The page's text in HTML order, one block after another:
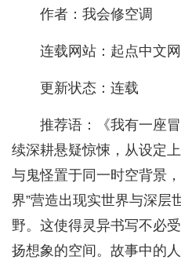
作者：我会修空调
连载网站：起点中文网
更新状态：连载
推荐语：《我有一座
续深耕悬疑惊悚，从设定
与鬼怪置于同一时空背景
界”营造出现实世界与深层
野。这使得灵异书写不必
扬想象的空间。故事中的